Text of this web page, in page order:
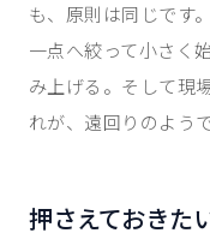
も、原則は同じです
一点へ絞って小さく
み上げる。そして現
れが、遠回りのよう
押さえておきた